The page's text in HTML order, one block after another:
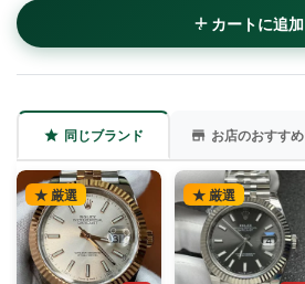
カートに追加
同じブランド お店のおすすめ
★ 厳選 ★ 厳選